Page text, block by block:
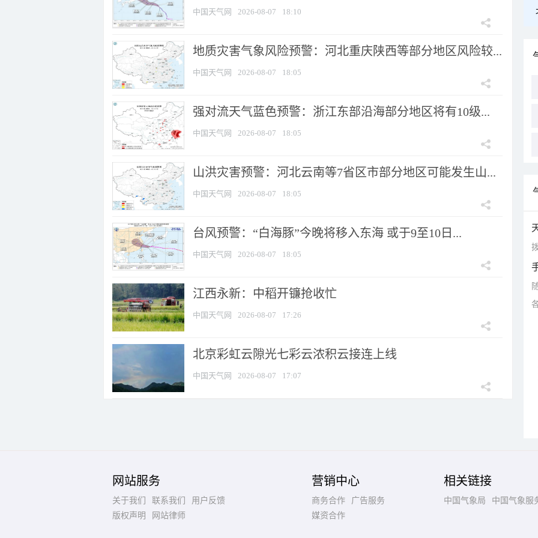
中国天气网 2026-08-07 18:10
地质灾害气象风险预警：河北重庆陕西等部分地区风险较...
中国天气网 2026-08-07 18:05
强对流天气蓝色预警：浙江东部沿海部分地区将有10级...
中国天气网 2026-08-07 18:05
山洪灾害预警：河北云南等7省区市部分地区可能发生山...
中国天气网 2026-08-07 18:05
台风预警：“白海豚”今晚将移入东海 或于9至10日...
中国天气网 2026-08-07 18:05
江西永新：中稻开镰抢收忙
中国天气网 2026-08-07 17:26
北京彩虹云隙光七彩云浓积云接连上线
中国天气网 2026-08-07 17:07
网站服务
关于我们 联系我们
用户反馈
版权声明
网站律师
营销中心
商务合作
广告服务
媒资合作
相关链接
中国气象局 中国气象服